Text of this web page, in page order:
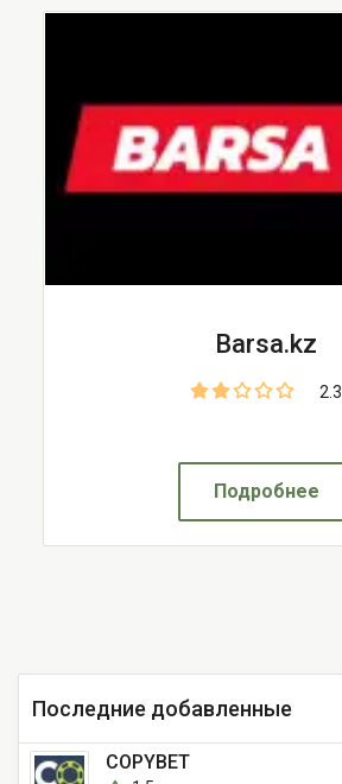
Barsa.kz
2.3
Подробнее
Последние добавленные
COPYBET